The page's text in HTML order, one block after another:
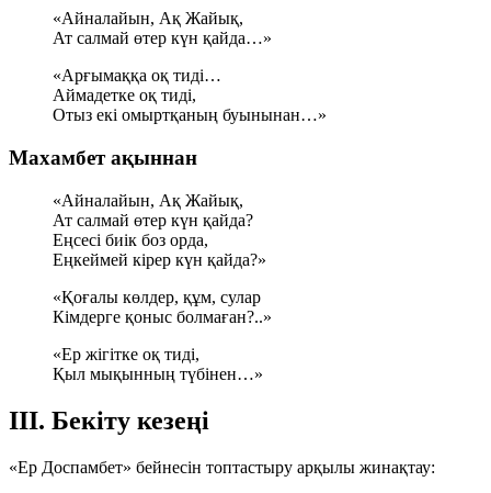
«Айналайын, Ақ Жайық,
Ат салмай өтер күн қайда…»
«Арғымаққа оқ тиді…
Аймадетке оқ тиді,
Отыз екі омыртқаның буынынан…»
Махамбет ақыннан
«Айналайын, Ақ Жайық,
Ат салмай өтер күн қайда?
Еңсесі биік боз орда,
Еңкеймей кірер күн қайда?»
«Қоғалы көлдер, құм, сулар
Кімдерге қоныс болмаған?..»
«Ер жігітке оқ тиді,
Қыл мықынның түбінен…»
III. Бекіту кезеңі
«Ер Доспамбет» бейнесін топтастыру арқылы жинақтау: